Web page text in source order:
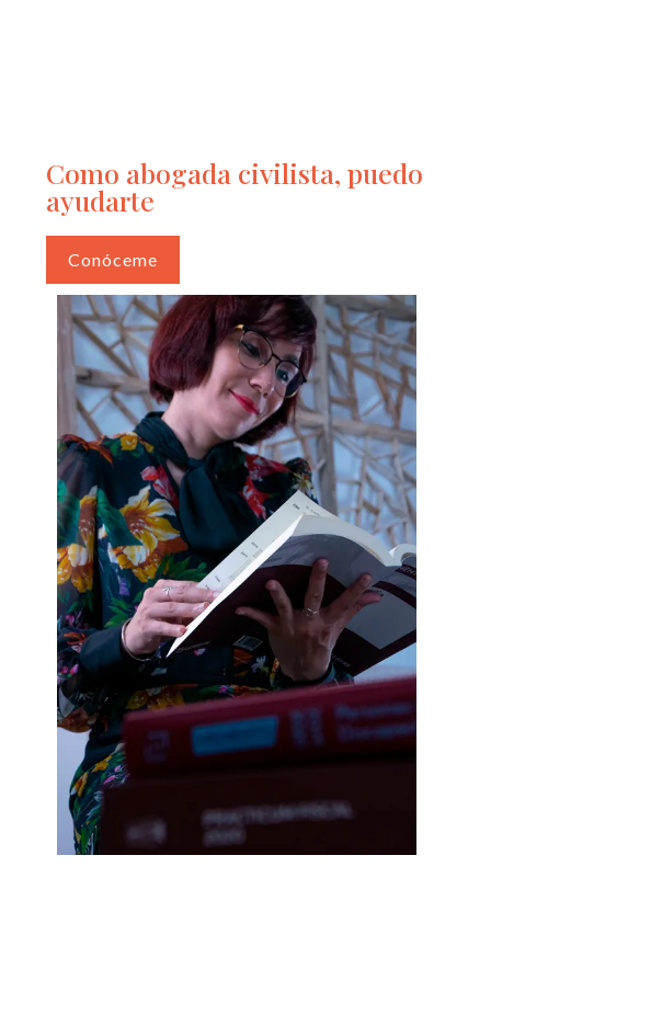
Como abogada civilista, puedo
ayudarte
Conóceme